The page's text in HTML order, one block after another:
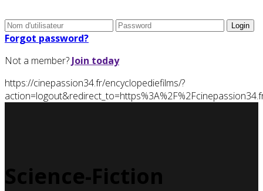
Forgot password?
Not a member? Join today
https://cinepassion34.fr/encyclopediefilms/?
Science-Fiction